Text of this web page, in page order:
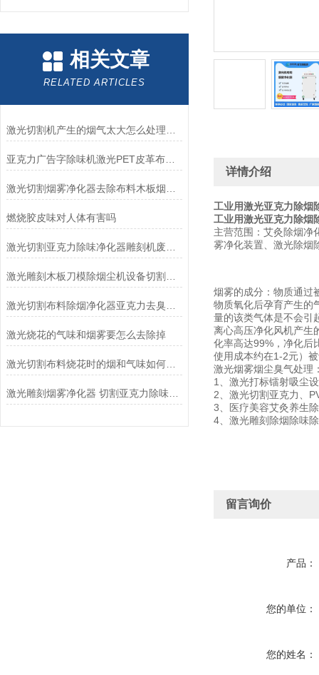
相关文章
RELATED ARTICLES
亚克力广告字除味机激光PET皮革布料切割雕刻机烟雾净化器
燃烧胶皮味对人体有害吗
激光烧花的气味和烟雾要怎么去除掉
激光切割布料烧花时的烟和气味如何才能处理解决掉
详情介绍
工业用激光亚克力除烟
工业用激光亚克力除烟
主营范围：艾灸除烟净
雾净化装置、激光除烟
烟雾的成分：物质通过
物质氧化后孕育产生的
量的该类气体是不会引
离心高压净化风机产生
化率高达99%，净化后
使用成本约在1-2元）
激光烟雾烟尘臭气处理
1、激光打标镭射吸尘
2、激光切割亚克力、
3、医疗美容艾灸养生
4、激光雕刻除烟除味
留言询价
产品：
您的单位：
您的姓名：